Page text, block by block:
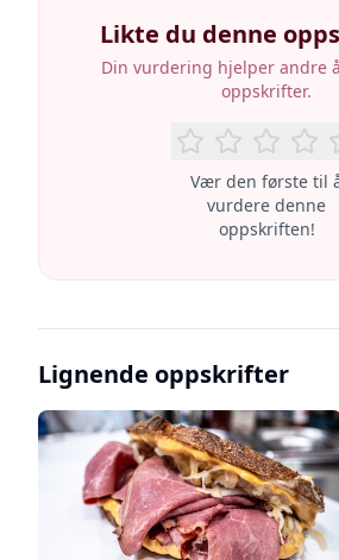
Likte du denne
Din vurdering hjelper andre
oppskrifter.
Vær den første til
vurdere denne
oppskriften!
Lignende oppskrifter